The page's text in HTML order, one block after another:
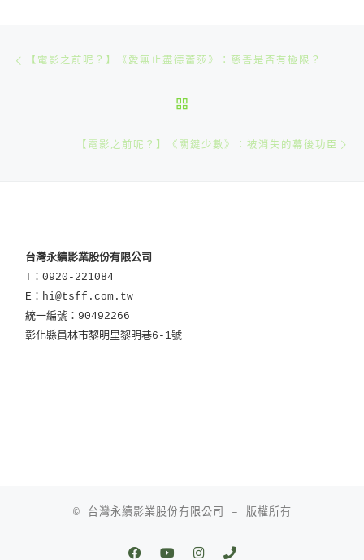
【電影之前呢？】《愛無止盡德蕾莎》：慈善是否有極限？
【電影之前呢？】《關鍵少數》：被消失的幕後功臣
台灣永續影業股份有限公司
T：0920-221084
E：hi@tsff.com.tw
統一編號：90492266
彰化縣員林市黎明里黎明巷6-1號
© 台灣永續影業股份有限公司 – 版權所有